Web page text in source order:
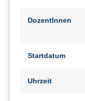
DozentInnen
Startdatum
Uhrzeit